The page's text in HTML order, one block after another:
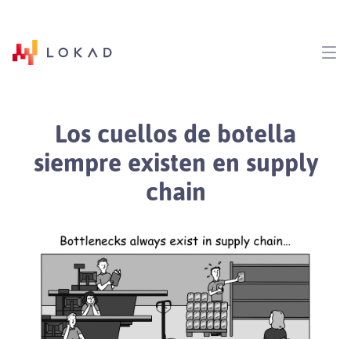
Los cuellos de botella
siempre existen en supply
chain